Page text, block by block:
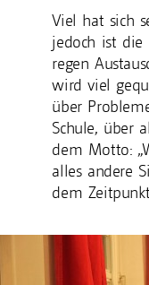
Viel hat sich
jedoch ist die
regen
wird viel
über
Schule, über
dem Motto:
alles andere
dem